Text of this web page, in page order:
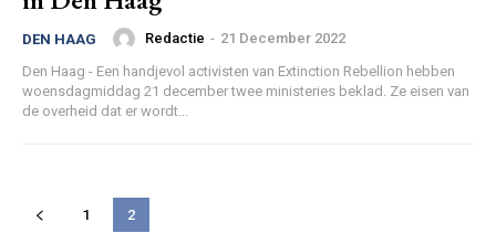
DEN HAAG Redactie - 21 December 2022
Den Haag - Een handjevol activisten van Extinction Rebellion hebben
woensdagmiddag 21 december twee ministeries beklad. Ze eisen van
de overheid dat er wordt...
1 2